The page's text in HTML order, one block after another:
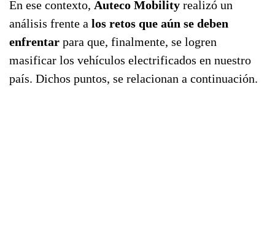
En ese contexto, Auteco Mobility realizó un
análisis frente a los retos que aún se deben
enfrentar para que, finalmente, se logren
masificar los vehículos electrificados en nuestro
país. Dichos puntos, se relacionan a continuación.